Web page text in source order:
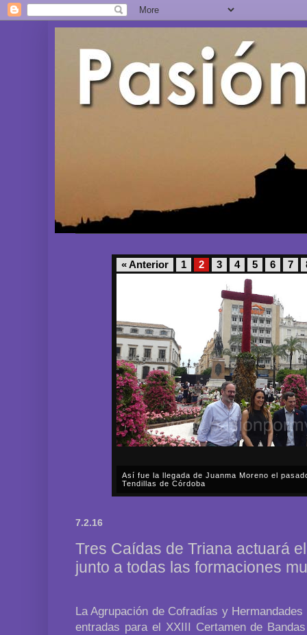
« Anterior 1 2 3 4 5 6 7
Así fue la llegada de Juanma Moreno el
Tendillas de Córdoba
7.2.16
Tres Caídas de Triana actuará
junto a todas las formaciones
La Agrupación de Cofradías y
entradas para el XXIII Certamen de